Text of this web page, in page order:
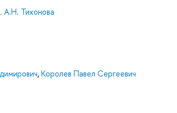
А.Н. Тихонова
,Королев Павел Сергеевич